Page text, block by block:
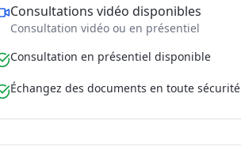
Consultations vidéo disponibles
Consultation vidéo ou en présentiel
Consultation en présentiel disponible
Échangez des documents en toute sécurité